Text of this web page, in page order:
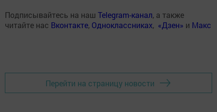
Подписывайтесь на наш Telegram-канал, а также
читайте нас Вконтакте, Одноклассниках, «Дзен» и Макс
Перейти на страницу новости